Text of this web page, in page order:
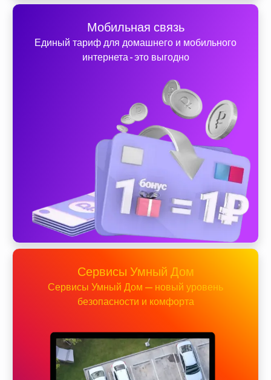
Мобильная связь
Единый тариф для домашнего и мобильного
интернета - это выгодно
Сервисы Умный Дом
Сервисы Умный Дом — новый уровень
безопасности и комфорта